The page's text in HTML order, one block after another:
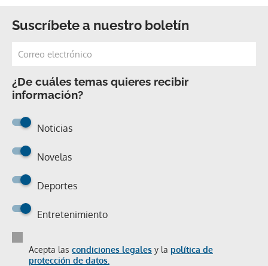
Suscríbete a nuestro boletín
¿De cuáles temas quieres recibir
información?
Noticias
Novelas
Deportes
Entretenimiento
Acepta las condiciones legales y la política de
protección de datos.